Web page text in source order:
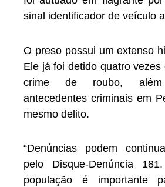
sinal identificador de veículo
O preso possui um extenso
Ele já foi detido quatro vezes
crime de roubo,
antecedentes criminais em
mesmo delito.
“Denúncias podem
pelo Disque-Denúncia
população é importante